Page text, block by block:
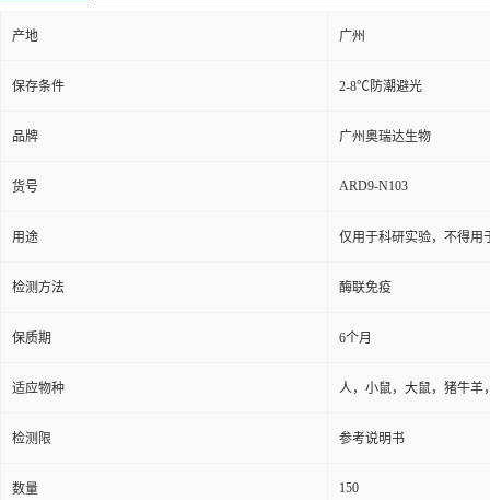
产地 广州
保存条件 2-8℃防潮避光
品牌 广州奥瑞达生物
货号 ARD9-N103
用途 仅用于科研实验，不得用
检测方法 酶联免疫
保质期 6个月
适应物种 人，小鼠，大鼠，猪牛羊
检测限 参考说明书
数量 150